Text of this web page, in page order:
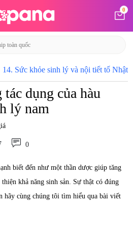
0
14. Sức khỏe sinh lý và nội tiết tố Nhật
dụng của hàu
lý nam
0
biết đến như một thần dược giúp tăng
khả năng sinh sản. Sự thật có đúng
hãy cùng chúng tôi tìm hiểu qua bài viết